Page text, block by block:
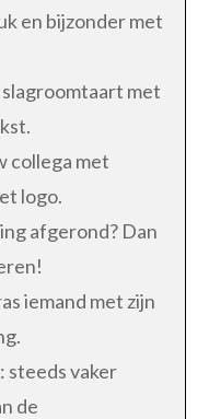
en bijzonder met
met
collega met
logo.
afgerond? Dan
iemand met zijn
steeds vaker
de